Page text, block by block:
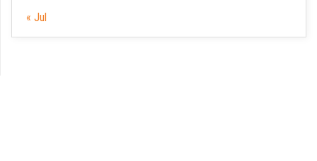
« Jul